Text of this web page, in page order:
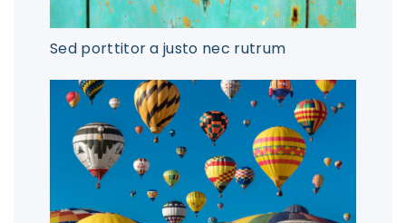
Sed porttitor a justo nec rutrum